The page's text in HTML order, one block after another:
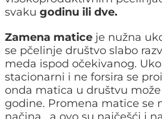
svaku godinu ili dve.
Zamena matice je nužna
se pčelinje društvo slabo
meda ispod očekivanog.
stacionarni i ne forsira se
onda matica u društvu
godine. Promena matice se